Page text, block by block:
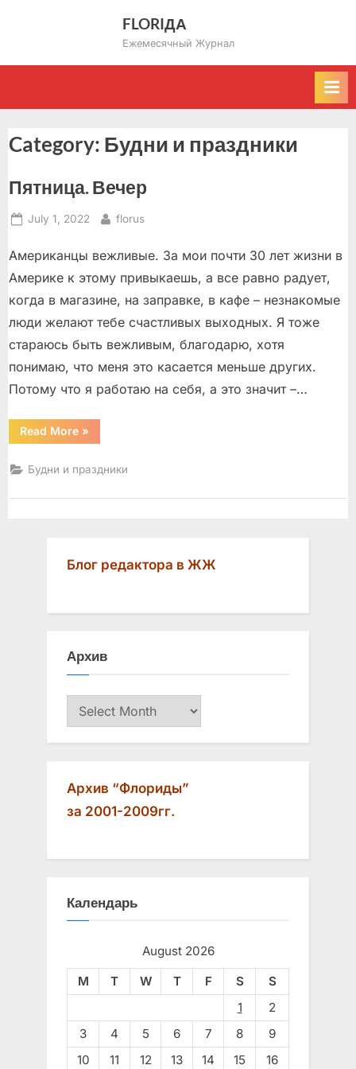
FLORIДА
Ежемесячный Журнал
Category: Будни и праздники
Пятница. Вечер
Posted
July 1, 2022 By
florus
Американцы вежливые. За мои почти 30 лет жизни в
Америке к этому привыкаешь, а все равно радует,
когда в магазине, на заправке, в кафе – незнакомые
люди желают тебе счастливых выходных. Я тоже
стараюсь быть вежливым, благодарю, хотя
понимаю, что меня это касается меньше других.
Потому что я работаю на себя, а это значит –…
Read More“Пятница.
Вечер”
»
Будни и праздники
Блог редактора в ЖЖ
Архив
Архив
Архив “Флориды”
за 2001-2009гг.
Календарь
August 2026
M
T W T F S
S
1
2
3
4 5 6 7 8
9
10
11 12 13 14 15 16